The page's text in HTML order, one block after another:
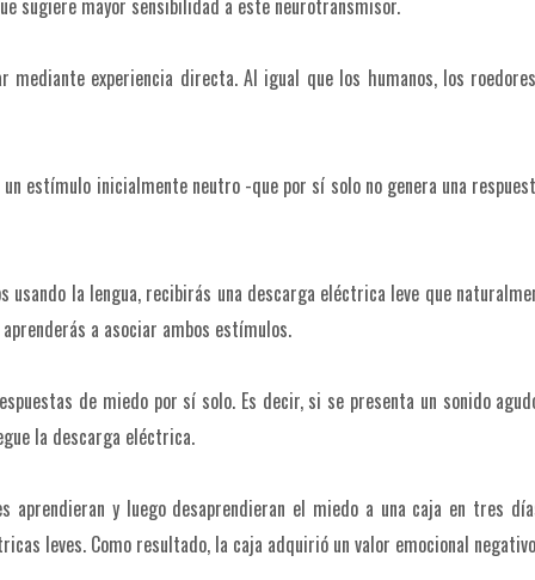
sugiere mayor sensibilidad a este neurotransmisor.
experiencia directa. Al igual que los humanos, los
estímulo inicialmente neutro -que por sí solo no genera una
la lengua, recibirás una descarga eléctrica leve que
a asociar ambos estímulos.
de miedo por sí solo. Es decir, si se presenta un sonido
la descarga eléctrica.
y luego desaprendieran el miedo a una caja en tres
leves. Como resultado, la caja adquirió un valor emocional